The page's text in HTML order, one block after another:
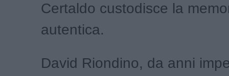
Certaldo custodisce la
autentica.
David Riondino, da anni